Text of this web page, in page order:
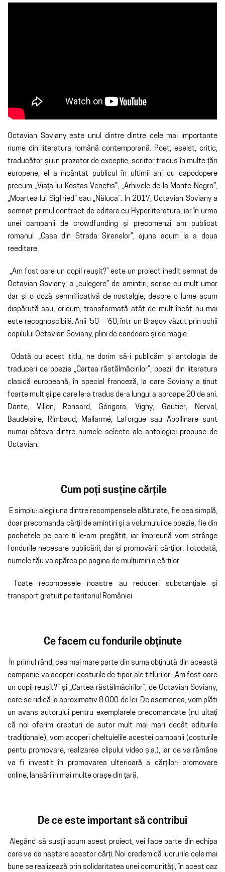
Octavian Soviany este unul dintre dintre cele mai importante
nume din literatura română contemporană. Poet, eseist, critic,
traducător și un prozator de excepție, scriitor tradus în multe țări
europene, el a încântat publicul în ultimii ani cu capodopere
precum „Viața lui Kostas Venetis”, „Arhivele de la Monte Negro”,
„Moartea lui Sigfried” sau „Năluca”. În 2017, Octavian Soviany a
semnat primul contract de editare cu Hyperliteratura, iar în urma
unei campanii de crowdfunding și precomenzi am publicat
romanul „Casa din Strada Sirenelor”, ajuns acum la a doua
reeditare.
„Am fost oare un copil reușit?” este un proiect inedit semnat de
Octavian Soviany, o „culegere” de amintiri, scrise cu mult umor
dar și o doză semnificativă de nostalgie, despre o lume acum
dispărută sau, oricum, transformată atât de mult încât nu mai
este recognoscibilă. Anii ’50 – ’60, într-un Brașov văzut prin ochii
copilului Octavian Soviany, plini de candoare și de magie.
Odată cu acest titlu, ne dorim să-i publicăm și antologia de
traduceri de poezie „Cartea răstălmăcirilor”, poezii din literatura
clasică europeană, în special franceză, la care Soviany a ținut
foarte mult și pe care le-a tradus de-a lungul a aproape 20 de ani.
Dante, Villon, Ronsard, Góngora, Vigny, Gautier, Nerval,
Baudelaire, Rimbaud, Mallarmé, Laforgue sau Apollinare sunt
numai câteva dintre numele selecte ale antologiei propuse de
Octavian.
Cum poți susține cărțile
E simplu: alegi una dintre recompensele alăturate, fie cea simplă,
doar precomanda cărții de amintiri și a volumului de poezie, fie din
pachetele pe care ți le-am pregătit, iar împreună vom strânge
fondurile necesare publicării, dar și promovării cărților. Totodată,
numele tău va apărea pe pagina de mulțumiri a cărților.
Toate recompesele noastre au reduceri substanțiale și
transport gratuit pe teritoriul României.
Ce facem cu fondurile obținute
În primul rând, cea mai mare parte din suma obținută din această
campanie va acoperi costurile de tipar ale titlurilor „Am fost oare
un copil reușit?” și „Cartea răstălmăcirilor”, de Octavian Soviany,
care se ridică la aproximativ 8.000 de lei. De asemenea, vom plăti
un avans autorului pentru exemplarele precomandate (nu uitați
că noi oferim drepturi de autor mult mai mari decât editurile
tradiționale), vom acoperi cheltuielile acestei campanii (costurile
pentu promovare, realizarea clipului video ș.a.), iar ce va rămâne
va fi investit în promovarea ulterioară a cărților: promovare
online, lansări în mai multe orașe din țară.
De ce este important să contribui
Alegând să susții acum acest proiect, vei face parte din echipa
care va da naștere acestor cărți. Noi credem că lucrurile cele mai
bune se realizează prin solidaritatea unei comunități, în acest caz